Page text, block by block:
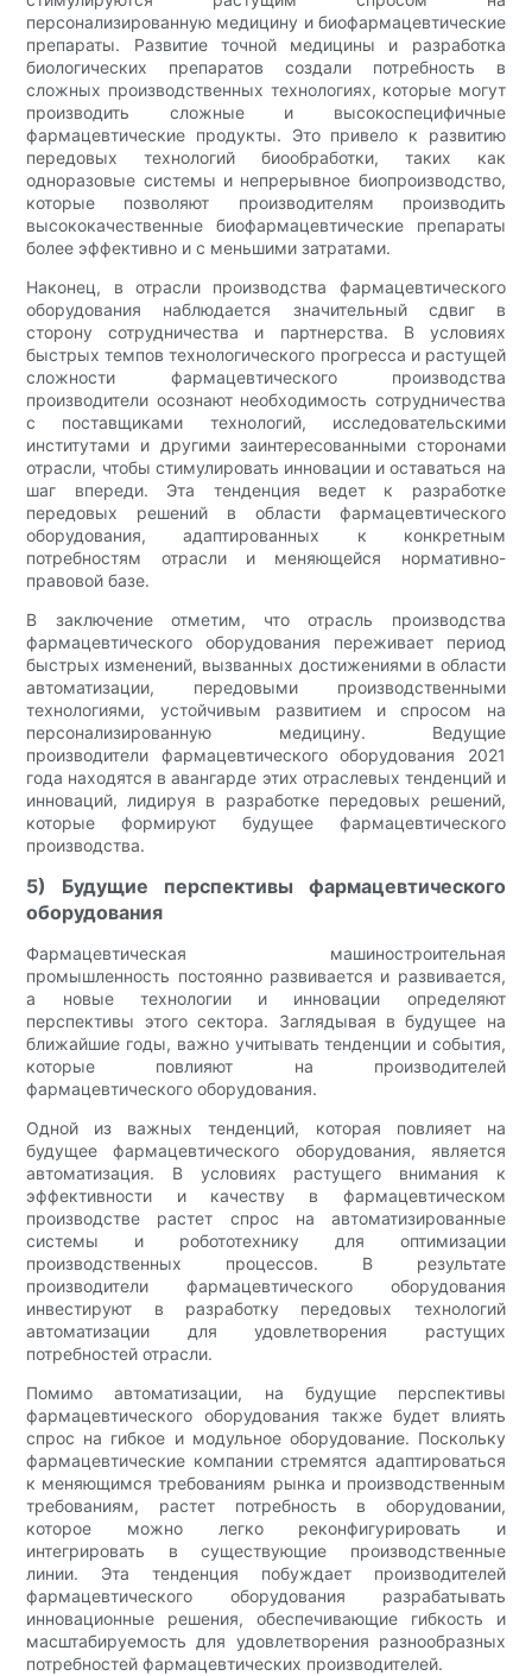
персонализированную медицину и биофармацевтические
препараты. Развитие точной медицины и разработка
биологических препаратов создали потребность в
сложных производственных технологиях, которые могут
производить сложные и высокоспецифичные
фармацевтические продукты. Это привело к развитию
передовых технологий биообработки, таких как
одноразовые системы и непрерывное биопроизводство,
которые позволяют производителям производить
высококачественные биофармацевтические препараты
более эффективно и с меньшими затратами.
Наконец, в отрасли производства фармацевтического
оборудования наблюдается значительный сдвиг в
сторону сотрудничества и партнерства. В условиях
быстрых темпов технологического прогресса и растущей
сложности фармацевтического производства
производители осознают необходимость сотрудничества
с поставщиками технологий, исследовательскими
институтами и другими заинтересованными сторонами
отрасли, чтобы стимулировать инновации и оставаться на
шаг впереди. Эта тенденция ведет к разработке
передовых решений в области фармацевтического
оборудования, адаптированных к конкретным
потребностям отрасли и меняющейся нормативно-
правовой базе.
В заключение отметим, что отрасль производства
фармацевтического оборудования переживает период
быстрых изменений, вызванных достижениями в области
автоматизации, передовыми производственными
технологиями, устойчивым развитием и спросом на
персонализированную медицину. Ведущие
производители фармацевтического оборудования 2021
года находятся в авангарде этих отраслевых тенденций и
инноваций, лидируя в разработке передовых решений,
которые формируют будущее фармацевтического
производства.
5) Будущие перспективы фармацевтического
оборудования
Фармацевтическая машиностроительная
промышленность постоянно развивается и развивается,
а новые технологии и инновации определяют
перспективы этого сектора. Заглядывая в будущее на
ближайшие годы, важно учитывать тенденции и события,
которые повлияют на производителей
фармацевтического оборудования.
Одной из важных тенденций, которая повлияет на
будущее фармацевтического оборудования, является
автоматизация. В условиях растущего внимания к
эффективности и качеству в фармацевтическом
производстве растет спрос на автоматизированные
системы и робототехнику для оптимизации
производственных процессов. В результате
производители фармацевтического оборудования
инвестируют в разработку передовых технологий
автоматизации для удовлетворения растущих
потребностей отрасли.
Помимо автоматизации, на будущие перспективы
фармацевтического оборудования также будет влиять
спрос на гибкое и модульное оборудование. Поскольку
фармацевтические компании стремятся адаптироваться
к меняющимся требованиям рынка и производственным
требованиям, растет потребность в оборудовании,
которое можно легко реконфигурировать и
интегрировать в существующие производственные
линии. Эта тенденция побуждает производителей
фармацевтического оборудования разрабатывать
инновационные решения, обеспечивающие гибкость и
масштабируемость для удовлетворения разнообразных
потребностей фармацевтических производителей.